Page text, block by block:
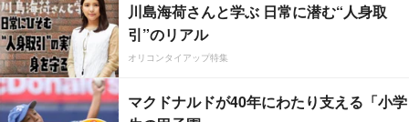
川島海荷さんと学ぶ 日常に潜む“人身取
引”のリアル
オリコンタイアップ特集
マクドナルドが40年にわたり支える「小学